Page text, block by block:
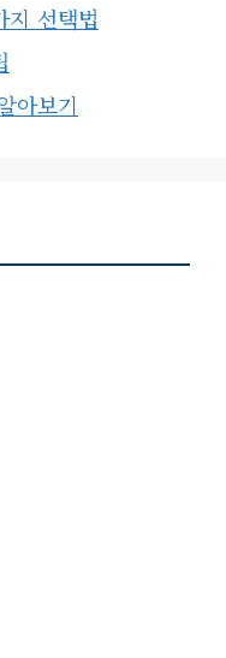
지 선택법
아보기